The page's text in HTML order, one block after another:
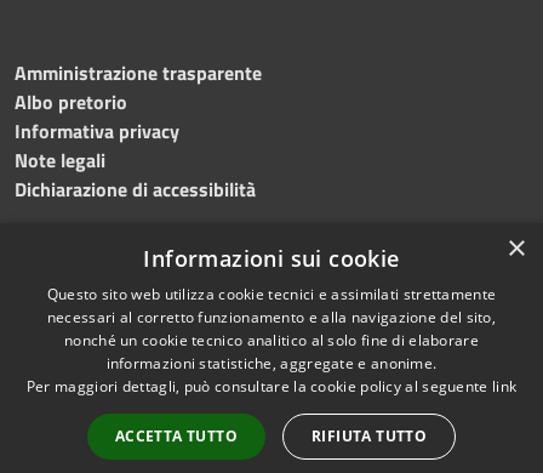
Amministrazione trasparente
Albo pretorio
Informativa privacy
Note legali
Dichiarazione di accessibilità
RSS
Accessibilità
Cookie
Mappa del sito
Numeri utili
Copyright © 2024 •
Comune diGrottaminarda
• Powered byMunicipium
•Redazione
×
Informazioni sui cookie
Questo sito web utilizza cookie tecnici e assimilati strettamente
necessari al corretto funzionamento e alla navigazione del sito,
nonché un cookie tecnico analitico al solo fine di elaborare
informazioni statistiche, aggregate e anonime.
Per maggiori dettagli, può consultare la cookie policy al seguente link
ACCETTA TUTTO RIFIUTA TUTTO